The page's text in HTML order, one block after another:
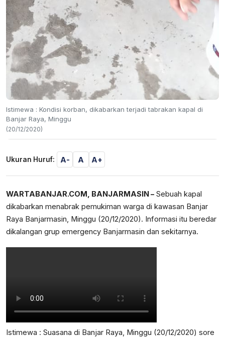
Istimewa : Kondisi korban, dikabarkan terjadi tabrakan kapal di
Banjar Raya, Minggu
(20/12/2020)
Ukuran Huruf: A- A A+
WARTABANJAR.COM, BANJARMASIN – Sebuah kapal
dikabarkan menabrak pemukiman warga di kawasan Banjar
Raya Banjarmasin, Minggu (20/12/2020). Informasi itu beredar
dikalangan grup emergency Banjarmasin dan sekitarnya.
Istimewa : Suasana di Banjar Raya, Minggu (20/12/2020) sore